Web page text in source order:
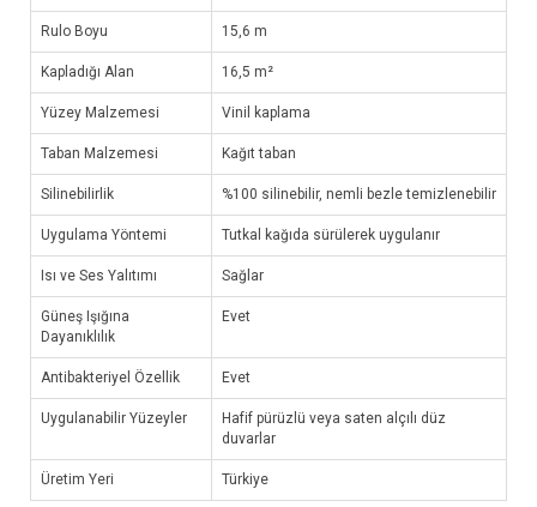
Rulo Boyu 15,6 m
Kapladığı Alan 16,5 m²
Yüzey Malzemesi Vinil kaplama
Taban Malzemesi Kağıt taban
Silinebilirlik %100 silinebilir, nemli bezle temizlenebilir
Uygulama Yöntemi Tutkal kağıda sürülerek uygulanır
Isı ve Ses Yalıtımı Sağlar
Güneş Işığına
Dayanıklılık
Evet
Antibakteriyel Özellik Evet
Uygulanabilir Yüzeyler
Hafif pürüzlü veya saten alçılı düz
duvarlar
Üretim Yeri Türkiye